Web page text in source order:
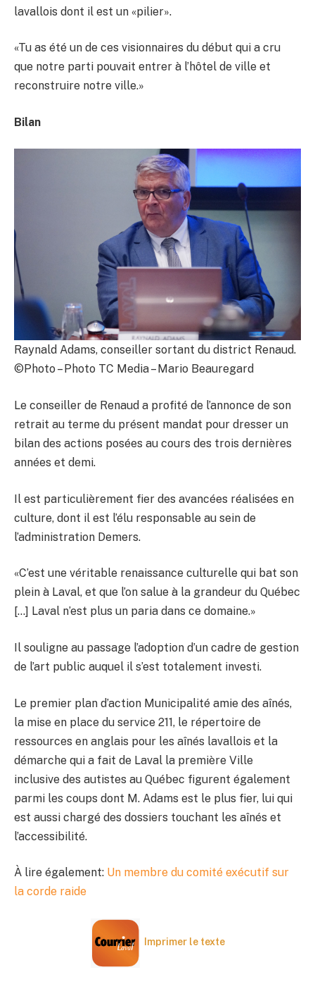
lavallois dont il est un «pilier».
«Tu as été un de ces visionnaires du début qui a cru
que notre parti pouvait entrer à l’hôtel de ville et
reconstruire notre ville.»
Bilan
Raynald Adams, conseiller sortant du district Renaud.
©Photo – Photo TC Media – Mario Beauregard
Le conseiller de Renaud a profité de l’annonce de son
retrait au terme du présent mandat pour dresser un
bilan des actions posées au cours des trois dernières
années et demi.
Il est particulièrement fier des avancées réalisées en
culture, dont il est l’élu responsable au sein de
l’administration Demers.
«C’est une véritable renaissance culturelle qui bat son
plein à Laval, et que l’on salue à la grandeur du Québec
[…] Laval n’est plus un paria dans ce domaine.»
Il souligne au passage l’adoption d’un cadre de gestion
de l’art public auquel il s’est totalement investi.
Le premier plan d’action Municipalité amie des aînés,
la mise en place du service 211, le répertoire de
ressources en anglais pour les aînés lavallois et la
démarche qui a fait de Laval la première Ville
inclusive des autistes au Québec figurent également
parmi les coups dont M. Adams est le plus fier, lui qui
est aussi chargé des dossiers touchant les aînés et
l’accessibilité.
À lire également: Un membre du comité exécutif sur
la corde raide
Imprimer le texte